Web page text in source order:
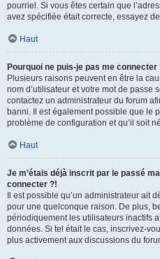
pourriel. Si vous êtes certain que
avez spécifiée était correcte, essayez
Haut
Pourquoi ne puis-je pas me connecter
Plusieurs raisons peuvent en être la
nom d’utilisateur et votre mot de passe
contactez un administrateur du forum
banni. Il est également possible que le
problème de configuration et qu’il soit
Haut
Je m’étais déjà inscrit par le passé
connecter ?!
Il est possible qu’un administrateur ait
pour une quelconque raison. De plus,
périodiquement les utilisateurs inactifs
données. Si tel était le cas, inscrivez-
plus activement aux discussions du